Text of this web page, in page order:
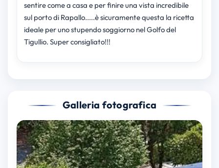
sentire come a casa e per finire una vista incredibile
sul porto di Rapallo.....è sicuramente questa la ricetta
ideale per uno stupendo soggiorno nel Golfo del
Tigullio. Super consigliato!!!
Galleria fotografica